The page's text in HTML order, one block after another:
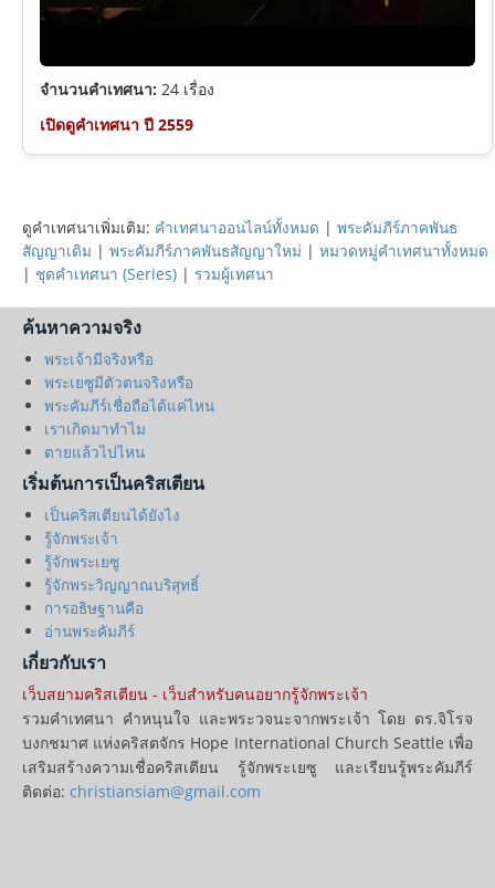
จำนวนคำเทศนา: 24 เรื่อง
เปิดดูคำเทศนา ปี 2559
ดูคำเทศนาเพิ่มเติม: คำเทศนาออนไลน์ทั้งหมด | พระคัมภีร์ภาคพันธ
สัญญาเดิม | พระคัมภีร์ภาคพันธสัญญาใหม่ | หมวดหมู่คำเทศนาทั้งหมด
| ชุดคำเทศนา (Series) | รวมผู้เทศนา
ค้นหาความจริง
พระเจ้ามีจริงหรือ
พระเยซูมีตัวตนจริงหรือ
พระคัมภีร์เชื่อถือได้แค่ไหน
เราเกิดมาทำไม
ตายแล้วไปไหน
เริ่มต้นการเป็นคริสเตียน
เป็นคริสเตียนได้ยังไง
รู้จักพระเจ้า
รู้จักพระเยซู
รู้จักพระวิญญาณบริสุทธิ์
การอธิษฐานคือ
อ่านพระคัมภีร์
เกี่ยวกับเรา
เว็บสยามคริสเตียน - เว็บสำหรับคนอยากรู้จักพระเจ้า
รวมคำเทศนา คำหนุนใจ และพระวจนะจากพระเจ้า โดย ดร.จิโรจ
บงกชมาศ แห่งคริสตจักร Hope International Church Seattle เพื่อ
เสริมสร้างความเชื่อคริสเตียน รู้จักพระเยซู และเรียนรู้พระคัมภีร์
ติดต่อ: christiansiam@gmail.com